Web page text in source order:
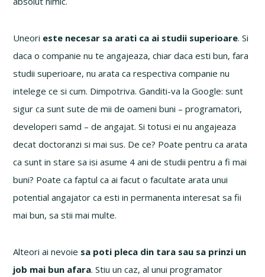
Uneori este necesar sa arati ca ai studii superioare. Si
daca o companie nu te angajeaza, chiar daca esti bun, fara
studii superioare, nu arata ca respectiva companie nu
intelege ce si cum. Dimpotriva. Ganditi-va la Google: sunt
sigur ca sunt sute de mii de oameni buni – programatori,
developeri samd – de angajat. Si totusi ei nu angajeaza
decat doctoranzi si mai sus. De ce? Poate pentru ca arata
ca sunt in stare sa isi asume 4 ani de studii pentru a fi mai
buni? Poate ca faptul ca ai facut o facultate arata unui
potential angajator ca esti in permanenta interesat sa fii
mai bun, sa stii mai multe.
Alteori ai nevoie sa poti pleca din tara sau sa prinzi un
job mai bun afara. Stiu un caz, al unui programator